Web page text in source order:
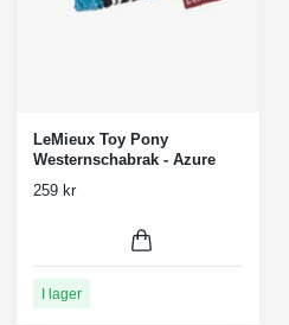
LeMieux Toy Pony
Westernschabrak - Azure
259 kr
I lager